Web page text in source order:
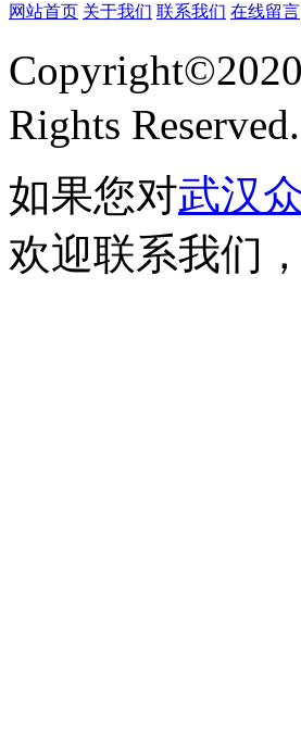
网站首页 关于我们 联系我们 在线留言
Rights
如果您对武汉
欢迎联系我们